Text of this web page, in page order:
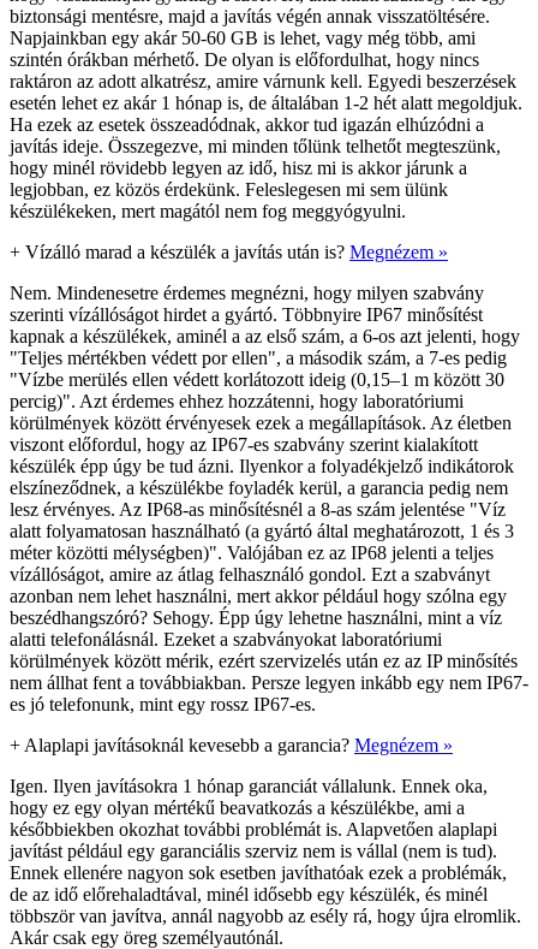
biztonsági mentésre, majd a javítás végén annak visszatöltésére.
Napjainkban egy akár 50-60 GB is lehet, vagy még több, ami
szintén órákban mérhető. De olyan is előfordulhat, hogy nincs
raktáron az adott alkatrész, amire várnunk kell. Egyedi beszerzések
esetén lehet ez akár 1 hónap is, de általában 1-2 hét alatt megoldjuk.
Ha ezek az esetek összeadódnak, akkor tud igazán elhúzódni a
javítás ideje. Összegezve, mi minden tőlünk telhetőt megteszünk,
hogy minél rövidebb legyen az idő, hisz mi is akkor járunk a
legjobban, ez közös érdekünk. Feleslegesen mi sem ülünk
készülékeken, mert magától nem fog meggyógyulni.
+ Vízálló marad a készülék a javítás után is? Megnézem »
Nem. Mindenesetre érdemes megnézni, hogy milyen szabvány
szerinti vízállóságot hirdet a gyártó. Többnyire IP67 minősítést
kapnak a készülékek, aminél a az első szám, a 6-os azt jelenti, hogy
"Teljes mértékben védett por ellen", a második szám, a 7-es pedig
"Vízbe merülés ellen védett korlátozott ideig (0,15–1 m között 30
percig)". Azt érdemes ehhez hozzátenni, hogy laboratóriumi
körülmények között érvényesek ezek a megállapítások. Az életben
viszont előfordul, hogy az IP67-es szabvány szerint kialakított
készülék épp úgy be tud ázni. Ilyenkor a folyadékjelző indikátorok
elszíneződnek, a készülékbe foyladék kerül, a garancia pedig nem
lesz érvényes. Az IP68-as minősítésnél a 8-as szám jelentése "Víz
alatt folyamatosan használható (a gyártó által meghatározott, 1 és 3
méter közötti mélységben)". Valójában ez az IP68 jelenti a teljes
vízállóságot, amire az átlag felhasználó gondol. Ezt a szabványt
azonban nem lehet használni, mert akkor például hogy szólna egy
beszédhangszóró? Sehogy. Épp úgy lehetne használni, mint a víz
alatti telefonálásnál. Ezeket a szabványokat laboratóriumi
körülmények között mérik, ezért szervizelés után ez az IP minősítés
nem állhat fent a továbbiakban. Persze legyen inkább egy nem IP67-
es jó telefonunk, mint egy rossz IP67-es.
+ Alaplapi javításoknál kevesebb a garancia? Megnézem »
Igen. Ilyen javításokra 1 hónap garanciát vállalunk. Ennek oka,
hogy ez egy olyan mértékű beavatkozás a készülékbe, ami a
későbbiekben okozhat további problémát is. Alapvetően alaplapi
javítást például egy garanciális szerviz nem is vállal (nem is tud).
Ennek ellenére nagyon sok esetben javíthatóak ezek a problémák,
de az idő előrehaladtával, minél idősebb egy készülék, és minél
többször van javítva, annál nagyobb az esély rá, hogy újra elromlik.
Akár csak egy öreg személyautónál.